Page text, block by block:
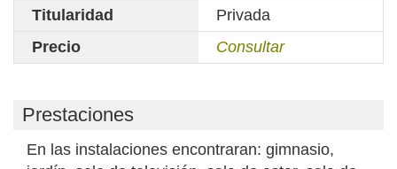
Titularidad
Privada
Precio
Consultar
Prestaciones
En las instalaciones encontraran: gimnasio,